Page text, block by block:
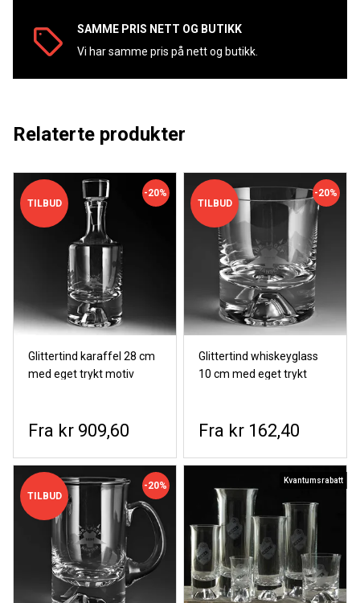
SAMME PRIS NETT OG BUTIKK
Vi har samme pris på nett og butikk.
Relaterte produkter
TILBUD
Glittertind karaffel 28 cm
med eget trykt motiv
-20%
kr 909,60
TILBUD
Glittertind whiskeyglass
10 cm med eget trykt
-20%
kr 162,40
TILBUD
-20% Kvantumsrabatt